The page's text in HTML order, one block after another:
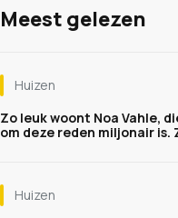
Meest gelezen
Huizen
Zo leuk woont Noa Vahle,
om deze reden miljonair is.
Huizen